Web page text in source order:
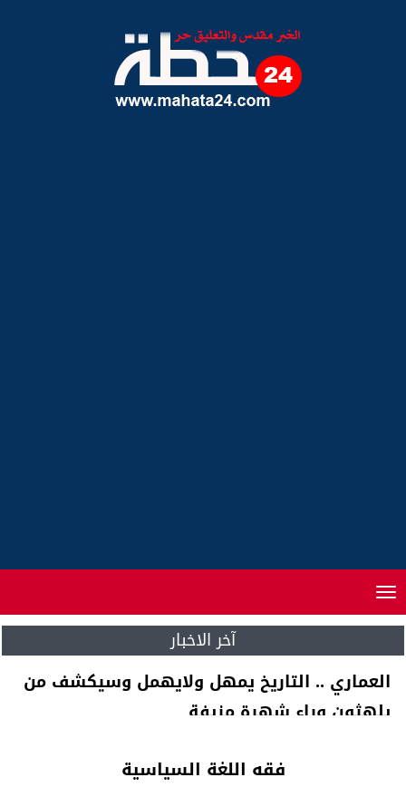
Toggle
navigation
آخر الاخبار
العماري .. التاريخ يمهل ولايهمل وسيكشف من
يلهثون وراء شهرة مزيفة
فقه اللغة السياسية